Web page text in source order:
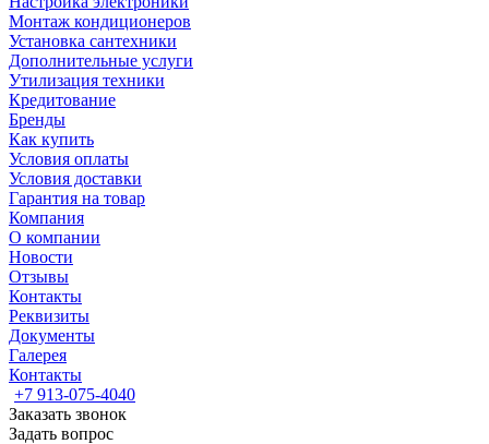
Монтаж кондиционеров
Установка сантехники
Дополнительные услуги
Утилизация техники
Кредитование
Бренды
Как купить
Условия оплаты
Условия доставки
Гарантия на товар
Компания
О компании
Новости
Отзывы
Контакты
Реквизиты
Документы
Галерея
Контакты
+7 913-075-4040
Заказать звонок
Задать вопрос